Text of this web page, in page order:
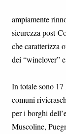
ampiamente
sicurezza post-
che caratterizza
dei “winelover”
In totale sono
comuni
per i borghi
Muscoline,